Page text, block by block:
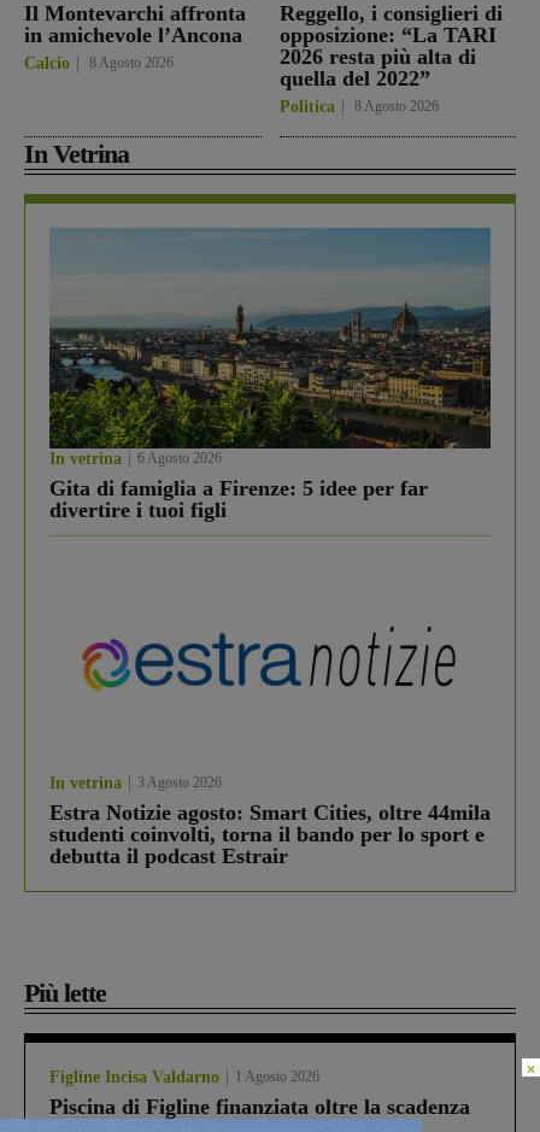
Il Montevarchi affronta
in amichevole l’Ancona
Calcio 8 Agosto 2026
Reggello, i consiglieri di
opposizione: “La TARI
2026 resta più alta di
quella del 2022”
Politica 8 Agosto 2026
In Vetrina
In vetrina 6 Agosto 2026
Gita di famiglia a Firenze: 5 idee per far
divertire i tuoi figli
In vetrina 3 Agosto 2026
Estra Notizie agosto: Smart Cities, oltre 44mila
studenti coinvolti, torna il bando per lo sport e
debutta il podcast Estrair
Più lette
Figline Incisa Valdarno 1 Agosto 2026
Piscina di Figline finanziata oltre la scadenza
×